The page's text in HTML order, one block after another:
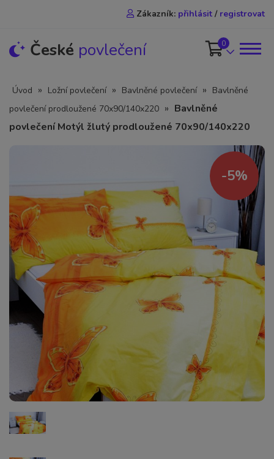
Zákazník: přihlásit / registrovat
České povlečení 0
Úvod » Ložní povlečení » Bavlněné povlečení » Bavlněné
povlečení prodloužené 70x90/140x220 » Bavlněné
povlečení Motýl žlutý prodloužené 70x90/140x220
-5%